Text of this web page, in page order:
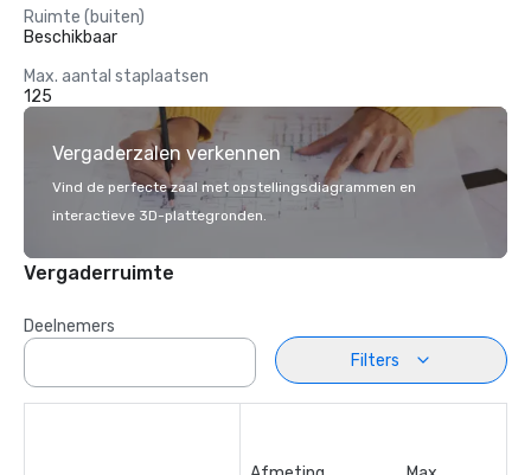
Ruimte (buiten)
Beschikbaar
Max. aantal staplaatsen
125
Vergaderzalen verkennen
Vind de perfecte zaal met opstellingsdiagrammen en
interactieve 3D-plattegronden.
Vergaderruimte
Deelnemers
Filters